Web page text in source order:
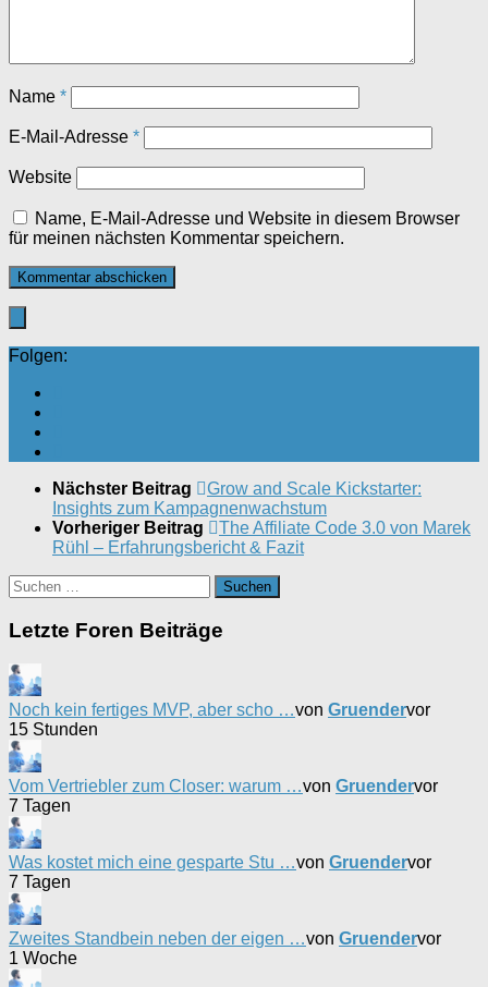
Name *
E-Mail-Adresse *
Website
Name, E-Mail-Adresse und Website in diesem Browser
für meinen nächsten Kommentar speichern.
Folgen:
Nächster Beitrag
Grow and Scale Kickstarter:
Insights zum Kampagnenwachstum
Vorheriger Beitrag
The Affiliate Code 3.0 von Marek
Rühl – Erfahrungsbericht & Fazit
Suchen
nach:
Letzte Foren Beiträge
Noch kein fertiges MVP, aber scho …von Gruendervor
15 Stunden
Vom Vertriebler zum Closer: warum …von Gruendervor
7 Tagen
Was kostet mich eine gesparte Stu …von Gruendervor
7 Tagen
Zweites Standbein neben der eigen …von Gruendervor
1 Woche